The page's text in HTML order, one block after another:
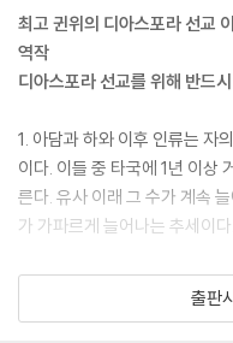
소외되고 박해받고 자신의 자
가 성경을 제대로 이해한다면
될 것이다.
- 이동하는 어린이들을 위한
하는 어린이 수를 고려하면 미
다 다양하고 탁월한 인력
-3부 디아스포라 선교를 위한
이민을 오는 (immigration) 국
국가가 두 가지 현상 을 모두
구역의 역할을 하고 있다.” 티라
1990년대와 2000년대는 국내
있는 시기였다. 정부의 각 기
“국제 이주민의 수가 지난 몇
대략 1,540만 명에서, 2000년
또한, 전 세계 국가 내부에서
382만 명으로 증가했다. 의심
최고 귄위의 디아스포라 선교
역작
디아스포라 선교를 위해 반드
1. 아담과 하와 이후 인류는
이다. 이들 중 타국에 1년 이
른다. 유사 이래 그 수가 계속
가 가파르게 늘어나는 추세이
2. 이주민은 이민자, 유학생,
외국인, 난민, 인신매매 당해
출판